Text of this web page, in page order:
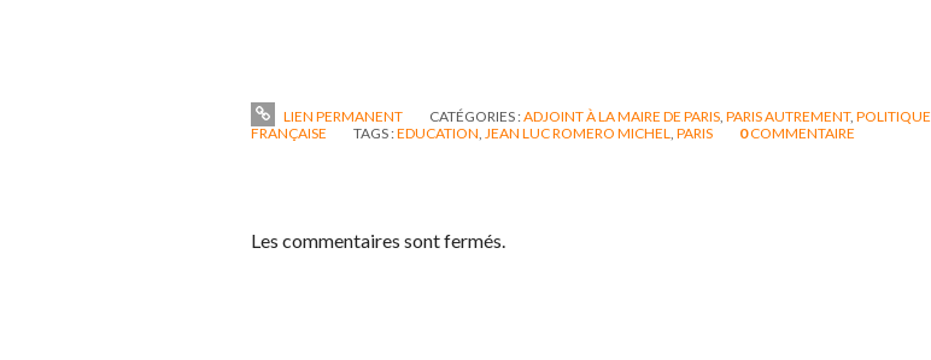
LIEN PERMANENT CATÉGORIES :ADJOINT À LA MAIRE DE PARIS PARIS AUTREMENT, POLITIQUE
FRANÇAISE
TAGS :EDUCATION, JEAN LUC ROMERO MICHEL, PARIS 0COMMENTAIRE
Les commentaires sont fermés.